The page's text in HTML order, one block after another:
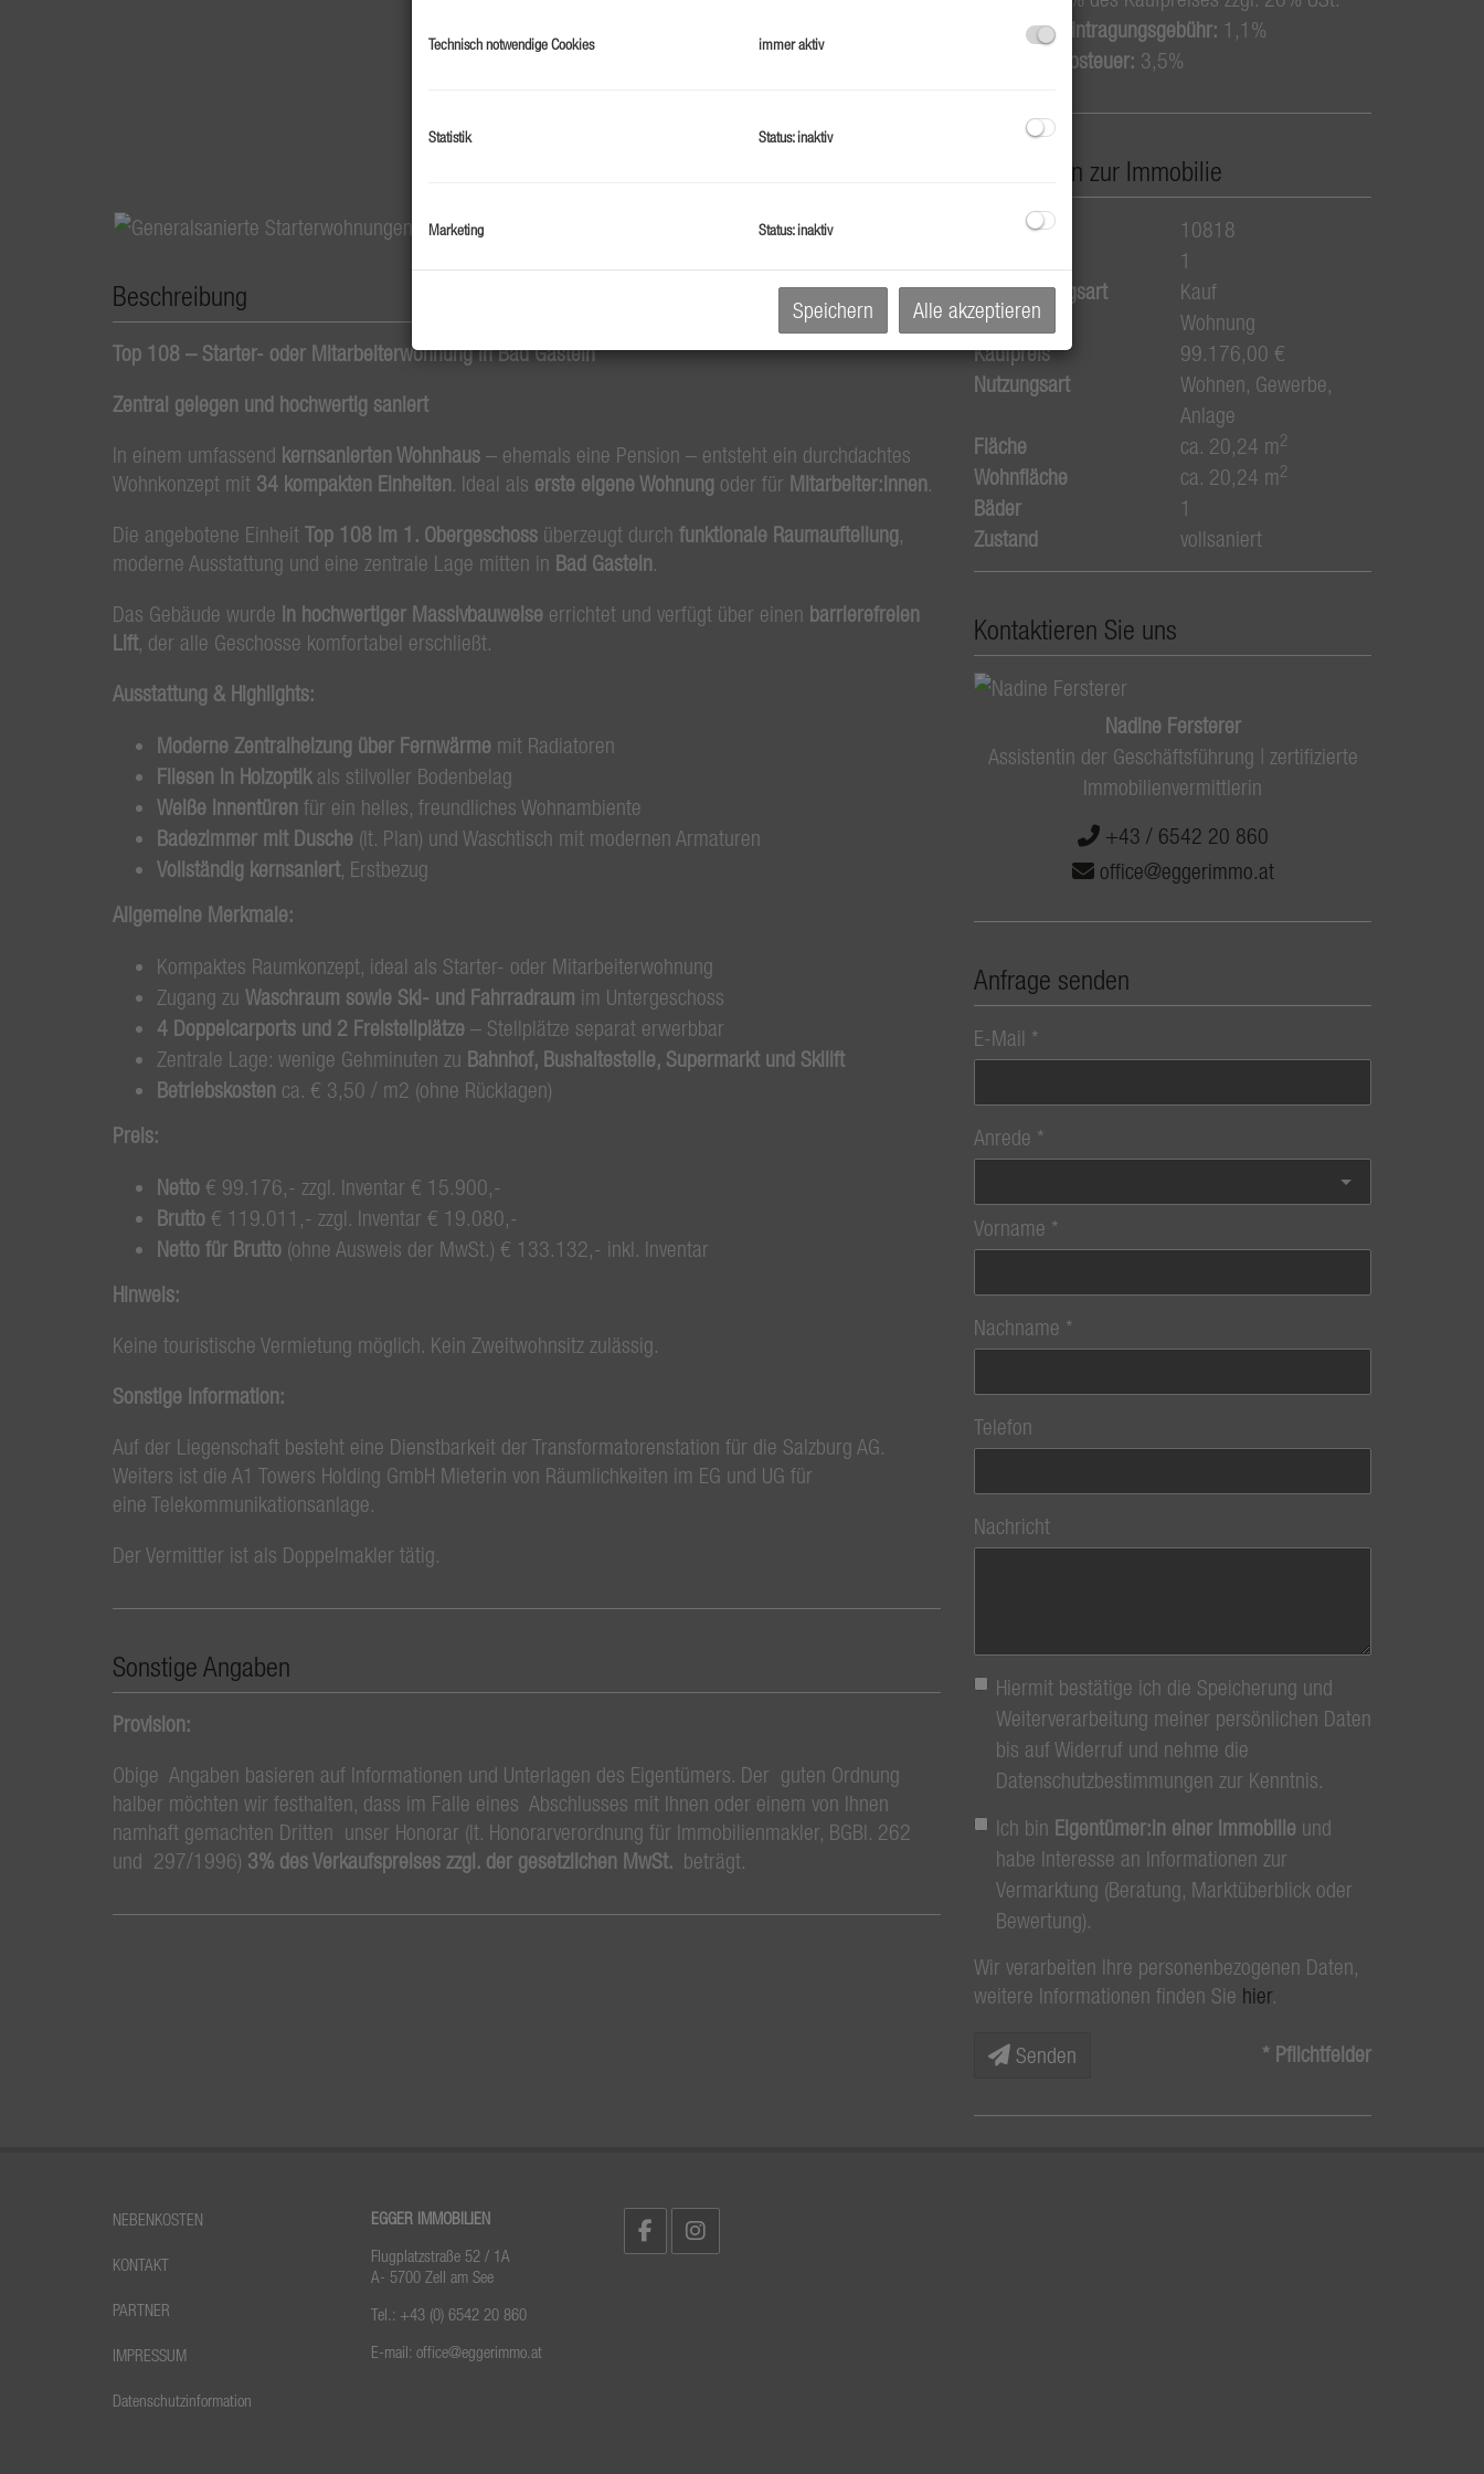
Beschreibung
Top 108 – Starter- oder Mitarbeiterwohnung in Bad Gastein
Zentral gelegen und hochwertig saniert
In einem umfassend kernsanierten Wohnhaus – ehemals eine Pension – entsteht ein durchdachtes
Wohnkonzept mit 34 kompakten Einheiten. Ideal als erste eigene Wohnung oder für Mitarbeiter:innen.
Die angebotene Einheit Top 108 im 1. Obergeschoss überzeugt durch funktionale Raumaufteilung,
moderne Ausstattung und eine zentrale Lage mitten in Bad Gastein.
Das Gebäude wurde in hochwertiger Massivbauweise errichtet und verfügt über einen barrierefreien
Lift, der alle Geschosse komfortabel erschließt.
Ausstattung & Highlights:
Moderne Zentralheizung über Fernwärme mit Radiatoren
Fliesen in Holzoptikals stilvoller Bodenbelag
Weiße Innentüren für ein helles, freundliches Wohnambiente
Badezimmer mit Dusche (lt. Plan) und Waschtisch mit modernen Armaturen
Vollständig kernsaniert, Erstbezug
Allgemeine Merkmale:
Kompaktes Raumkonzept, ideal als Starter- oder Mitarbeiterwohnung
Zugang zu Waschraum sowie Ski- und Fahrradraum im Untergeschoss
4 Doppelcarports und 2 Freistellplätze – Stellplätze separat erwerbbar
Zentrale Lage: wenige Gehminuten zu Bahnhof, Bushaltestelle, Supermarkt und Skilift
Betriebskosten ca. € 3,50 / m2 (ohne Rücklagen)
Preis:
Netto € 99.176,- zzgl. Inventar € 15.900,-
Brutto € 119.011,- zzgl. Inventar € 19.080,-
Netto für Brutto (ohne Ausweis der MwSt.) € 133.132,- inkl. Inventar
Hinweis:
Keine touristische Vermietung möglich. Kein Zweitwohnsitz zulässig.
Sonstige Information:
Auf der Liegenschaft besteht eine Dienstbarkeit der Transformatorenstation für die Salzburg AG.
Weiters ist die A1 Towers Holding GmbH Mieterin von Räumlichkeiten im EG und UG für
eine Telekommunikationsanlage.
Der Vermittler ist als Doppelmakler tätig.
Sonstige Angaben
Provision:
Obige Angaben basieren auf Informationen und Unterlagen des Eigentümers. Der guten Ordnung
halber möchten wir festhalten, dass im Falle eines Abschlusses mit Ihnen oder einem von Ihnen
namhaft gemachten Dritten unser Honorar (lt. Honorarverordnung für Immobilienmakler, BGBl. 262
und 297/1996) 3% des Verkaufspreises zzgl. der gesetzlichen MwSt. beträgt.
Grundbucheintragungsgebühr: 1,1%
Grunderwerbsteuer: 3,5%
Basisdaten zur Immobilie
Objektnr.
10818
1
Vermarktungsart
Kauf
Objektart
Wohnung
Kaufpreis
99.176,00 €
Nutzungsart
Wohnen Gewerbe
Anlage
Fläche
ca. 20,24 m2
Wohnfläche ca. 20,24 m2
Bäder
1
Zustand
vollsaniert
Kontaktieren Sie uns
Nadine Fersterer
Assistentin der Geschäftsführung | zertifizierte
Immobilienvermittlerin
+43 / 6542 20 860
office@eggerimmo.at
Anfrage senden
E-Mail
Anrede
Vorname
Nachname
Telefon
Nachricht
Hiermit bestätige ich die Speicherung und
Weiterverarbeitung meiner persönlichen Daten
bis auf Widerruf und nehme die
Datenschutzbestimmungen zur Kenntnis.
Ich bin Eigentümer:in einer Immobilie und
habe Interesse an Informationen zur
Vermarktung (Beratung, Marktüberblick oder
Bewertung).
Wir verarbeiten Ihre personenbezogenen Daten,
weitere Informationen finden Sie hier.
Senden * Pflichtfelder
NEBENKOSTEN
KONTAKT
PARTNER
IMPRESSUM
Datenschutzinformation
EGGER IMMOBILIEN
Flugplatzstraße 52 / 1A
A- 5700 Zell am See
Tel.: +43 (0) 6542 20 860
E-mail: office@eggerimmo.at
Technisch notwendige Cookies immer aktiv
Statistik Status: inaktiv
Marketing Status: inaktiv
Speichern Alle akzeptieren